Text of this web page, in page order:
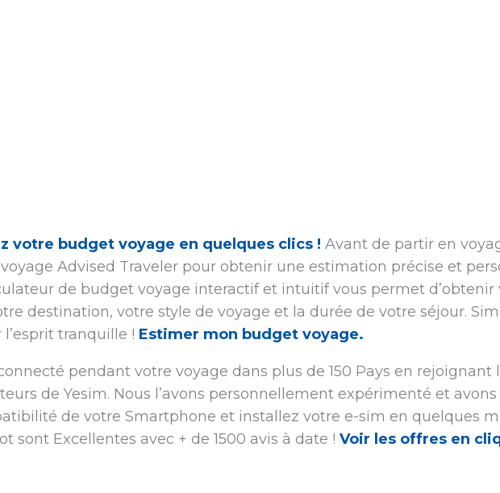
votre budget voyage en quelques clics ! Avant de partir en
Advised Traveler pour obtenir une estimation précise et
de budget voyage interactif et intuitif vous permet d’obtenir
destination, votre style de voyage et la durée de votre séjour.
l’esprit tranquille ! Estimer mon budget voyage.
pendant votre voyage dans plus de 150 Pays en rejoignant
de Yesim. Nous l’avons personnellement expérimenté et
de votre Smartphone et installez votre e-sim en quelques
sont Excellentes avec + de 1500 avis à date !Voir les offres en